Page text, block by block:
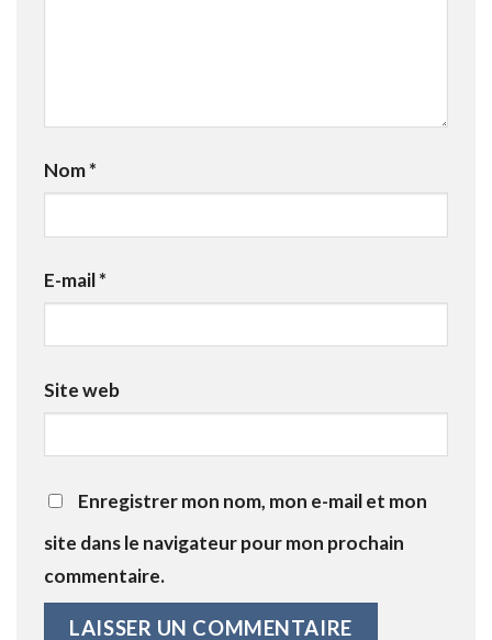
Nom*
E-mail*
Site web
Enregistrer mon nom, mon e-mail et mon
site dans le navigateur pour mon prochain
commentaire.